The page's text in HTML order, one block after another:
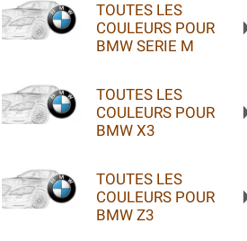
TOUTES LES
COULEURS POUR
BMW SERIE M
TOUTES LES
COULEURS POUR
BMW X3
TOUTES LES
COULEURS POUR
BMW Z3